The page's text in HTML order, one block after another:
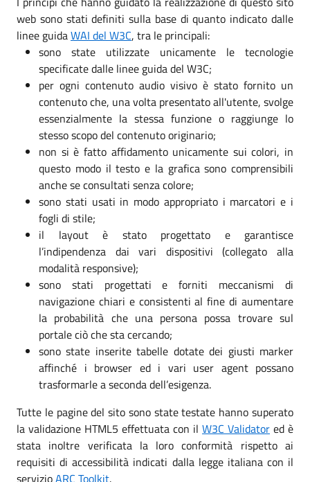
web sono stati definiti sulla base di quanto indicato dalle
linee guidaWAI del W3C, tra le principali:
sono state utilizzate unicamente le tecnologie
specificate dalle linee guida del W3C;
per ogni contenuto audio visivo è stato fornito un
contenuto che, una volta presentato all'utente, svolge
essenzialmente la stessa funzione o raggiunge lo
stesso scopo del contenuto originario;
non si è fatto affidamento unicamente sui colori, in
questo modo il testo e la grafica sono comprensibili
anche se consultati senza colore;
sono stati usati in modo appropriato i marcatori e i
fogli di stile;
il layout è stato progettato e garantisce
l’indipendenza dai vari dispositivi (collegato alla
modalità responsive);
sono stati progettati e forniti meccanismi di
navigazione chiari e consistenti al fine di aumentare
la probabilità che una persona possa trovare sul
portale ciò che sta cercando;
sono state inserite tabelle dotate dei giusti marker
affinché i browser ed i vari user agent possano
trasformarle a seconda dell’esigenza.
Tutte le pagine del sito sono state testate hanno superato
la validazione HTML5 effettuata con il W3C Validator ed è
stata inoltre verificata la loro conformità rispetto ai
requisiti di accessibilità indicati dalla legge italiana con il
servizioARC Toolkit.